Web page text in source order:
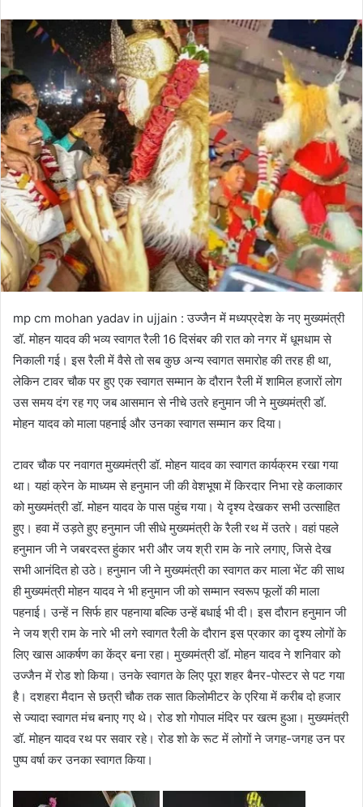
email
mp cm mohan yadav in ujjain : उज्जैन में मध्यप्रदेश के नए मुख्यमंत्री
डॉ. मोहन यादव की भव्य स्वागत रैली 16 दिसंबर की रात को नगर में धूमधाम से
निकाली गई। इस रैली में वैसे तो सब कुछ अन्य स्वागत समारोह की तरह ही था,
लेकिन टावर चौक पर हुए एक स्वागत सम्मान के दौरान रैली में शामिल हजारों लोग
उस समय दंग रह गए जब आसमान से नीचे उतरे हनुमान जी ने मुख्यमंत्री डॉ.
मोहन यादव को माला पहनाई और उनका स्वागत सम्मान कर दिया।
टावर चौक पर नवागत मुख्यमंत्री डॉ. मोहन यादव का स्वागत कार्यक्रम रखा गया
था। यहां क्रेन के माध्यम से हनुमान जी की वेशभूषा में किरदार निभा रहे कलाकार
को मुख्यमंत्री डॉ. मोहन यादव के पास पहुंच गया। ये दृश्य देखकर सभी उत्साहित
हुए। हवा में उड़ते हुए हनुमान जी सीधे मुख्यमंत्री के रैली रथ में उतरे। वहां पहले
हनुमान जी ने जबरदस्त हुंकार भरी और जय श्री राम के नारे लगाए, जिसे देख
सभी आनंदित हो उठे। हनुमान जी ने मुख्यमंत्री का स्वागत कर माला भेंट की साथ
ही मुख्यमंत्री मोहन यादव ने भी हनुमान जी को सम्मान स्वरूप फूलों की माला
पहनाई। उन्हें न सिर्फ हार पहनाया बल्कि उन्हें बधाई भी दी। इस दौरान हनुमान जी
ने जय श्री राम के नारे भी लगे स्वागत रैली के दौरान इस प्रकार का दृश्य लोगों के
लिए खास आकर्षण का केंद्र बना रहा। मुख्यमंत्री डॉ. मोहन यादव ने शनिवार को
उज्जैन में रोड शो किया। उनके स्वागत के लिए पूरा शहर बैनर-पोस्टर से पट गया
है। दशहरा मैदान से छत्री चौक तक सात किलोमीटर के एरिया में करीब दो हजार
से ज्यादा स्वागत मंच बनाए गए थे। रोड शो गोपाल मंदिर पर खत्म हुआ। मुख्यमंत्री
डॉ. मोहन यादव रथ पर सवार रहे। रोड शो के रूट में लोगों ने जगह-जगह उन पर
पुष्प वर्षा कर उनका स्वागत किया।